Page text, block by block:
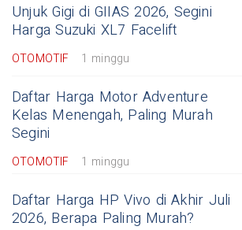
Unjuk Gigi di GIIAS 2026, Segini
Harga Suzuki XL7 Facelift
OTOMOTIF 1 minggu
Daftar Harga Motor Adventure
Kelas Menengah, Paling Murah
Segini
OTOMOTIF 1 minggu
Daftar Harga HP Vivo di Akhir Juli
2026, Berapa Paling Murah?